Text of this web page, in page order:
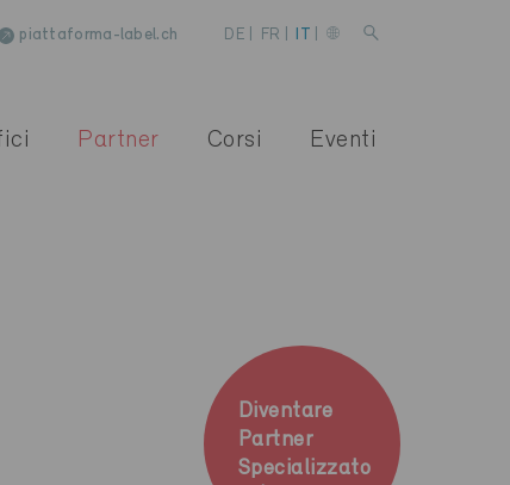
piattaforma-label.ch DE FR IT
Partner Corsi Eventi
Diventare
Partner
Specializzato